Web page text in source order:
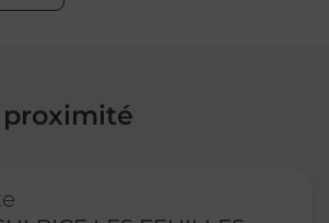
proximité